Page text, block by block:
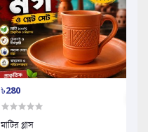
৳280
মাটির গ্লাস